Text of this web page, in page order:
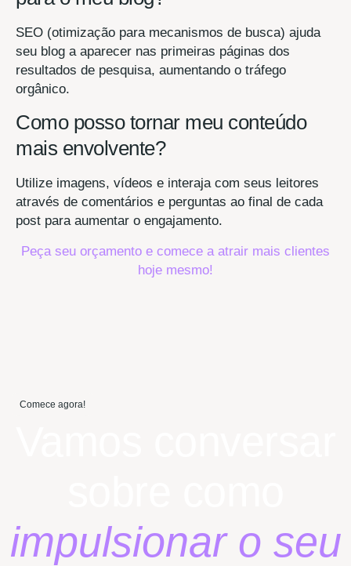
SEO (otimização para mecanismos de busca) ajuda
seu blog a aparecer nas primeiras páginas dos
resultados de pesquisa, aumentando o tráfego
orgânico.
Como posso tornar meu conteúdo
mais envolvente?
Utilize imagens, vídeos e interaja com seus leitores
através de comentários e perguntas ao final de cada
post para aumentar o engajamento.
Peça seu orçamento e comece a atrair mais clientes
hoje mesmo!
Comece agora!
impulsionar o seu